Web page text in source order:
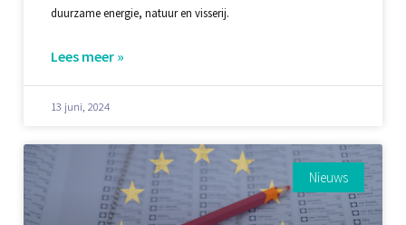
duurzame energie, natuur en visserij.
Lees meer »
13 juni, 2024
Nieuws